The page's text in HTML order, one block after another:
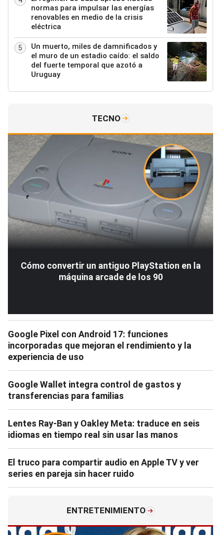
normas para impulsar las energías
renovables en medio de la crisis
eléctrica
5
Un muerto, miles de damnificados y
el muro de un estadio caído: el saldo
del fuerte temporal que azotó a
Uruguay
TECNO
Cómo convertir un antiguo PlayStation en la
máquina arcade de los 90
Google Pixel con Android 17: funciones
incorporadas que mejoran el rendimiento y la
experiencia de uso
Google Wallet integra control de gastos y
transferencias para familias
Lentes Ray-Ban y Oakley Meta: traduce en seis
idiomas en tiempo real sin usar las manos
El truco para compartir audio en Apple TV y ver
series en pareja sin hacer ruido
ENTRETENIMIENTO